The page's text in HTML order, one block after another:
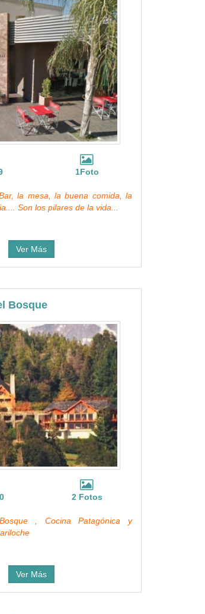
1Foto
la mesa, la buena comida, la
Son los pilares de la vida...
Ver Más
Bosque
2 Fotos
, Cocina Patagónica y
Ver Más